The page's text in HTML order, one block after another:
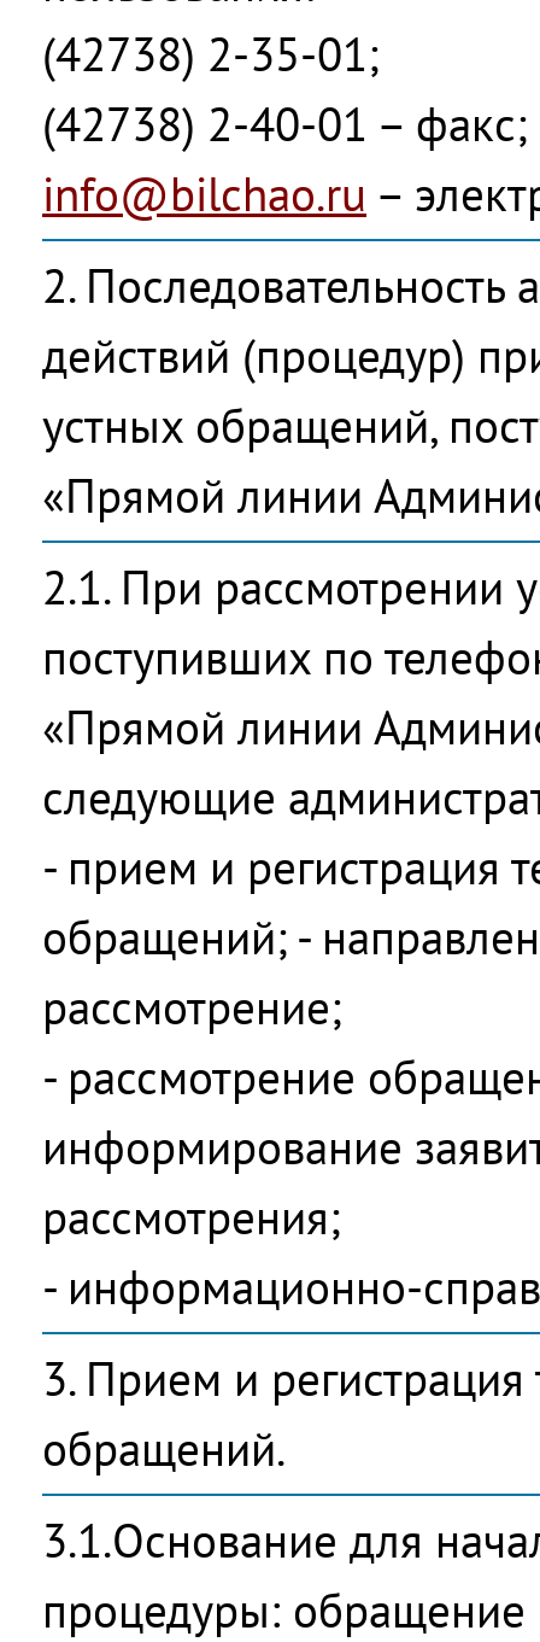
(42738) 2-35-01;
(42738) 2-40-01 – факс;
info@bilchao.ru –
2. Последовательность
действий (процедур)
устных обращений,
«Прямой линии
2.1. При рассмотрении
поступивших по
«Прямой линии
следующие
- прием и регистрация
обращений; -
рассмотрение;
- рассмотрение
информирование
рассмотрения;
- информационно-
3. Прием и
обращений.
3.1.Основание для
процедуры: обращение